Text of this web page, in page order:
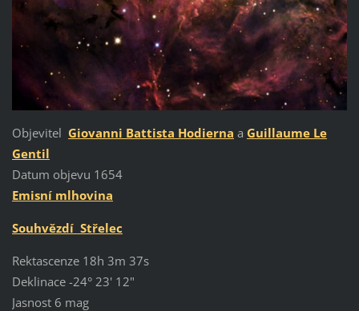
Objevitel Giovanni Battista Hodierna a Guillaume Le
Gentil
Datum objevu 1654
Emisní mlhovina
Souhvězdí Střelec
Rektascenze 18h 3m 37s
Deklinace -24° 23' 12"
Jasnost 6 mag